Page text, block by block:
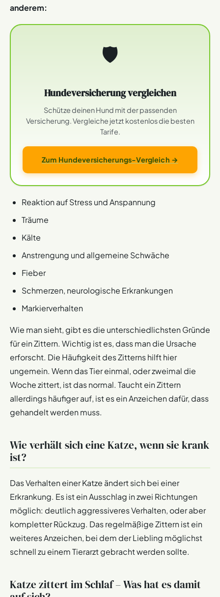
anderem:
🛡
Hundeversicherung vergleichen
Schütze deinen Hund mit der passenden
Versicherung. Vergleiche jetzt kostenlos die besten
Tarife.
Zum Hundeversicherungs-Vergleich →
Reaktion auf Stress und Anspannung
Träume
Kälte
Anstrengung und allgemeine Schwäche
Fieber
Schmerzen, neurologische Erkrankungen
Markierverhalten
Wie man sieht, gibt es die unterschiedlichsten Gründe
für ein Zittern. Wichtig ist es, dass man die Ursache
erforscht. Die Häufigkeit des Zitterns hilft hier
ungemein. Wenn das Tier einmal, oder zweimal die
Woche zittert, ist das normal. Taucht ein Zittern
allerdings häufiger auf, ist es ein Anzeichen dafür, dass
gehandelt werden muss.
Wie verhält sich eine Katze, wenn sie krank
ist?
Das Verhalten einer Katze ändert sich bei einer
Erkrankung. Es ist ein Ausschlag in zwei Richtungen
möglich: deutlich aggressiveres Verhalten, oder aber
kompletter Rückzug. Das regelmäßige Zittern ist ein
weiteres Anzeichen, bei dem der Liebling möglichst
schnell zu einem Tierarzt gebracht werden sollte.
Katze zittert im Schlaf – Was hat es damit